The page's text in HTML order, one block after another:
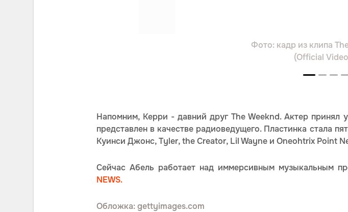
Фото: кадр из клипа
(Official
Напомним, Керри - давний друг The Weeknd. Актер принял
представлен в качестве радиоведущего. Пластинка стала
Куинси Джонс, Tyler, the Creator, Lil Wayne и Oneohtrix Point
Сейчас Абель работает над иммерсивным музыкальным
NEWS.
Обложка: gettyimages.com